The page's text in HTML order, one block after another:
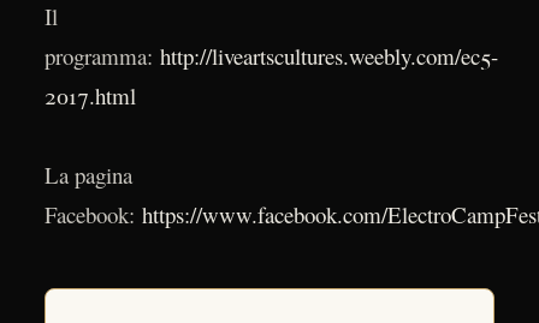
Il
programma: http://liveartscultures.weebly.com/ec5-
2017.html
La pagina
Facebook: https://www.facebook.com/